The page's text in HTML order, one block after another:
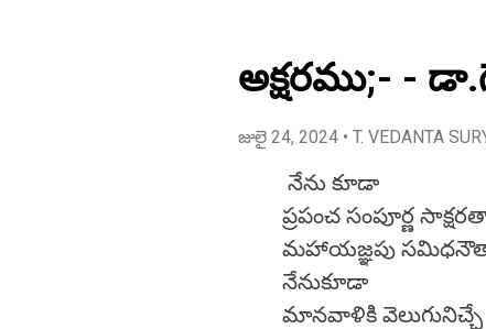
అక్షరము;- -
జులై 24, 2024 • T. VEDANTA
నేను కూడా
ప్రపంచ సంపూర్ణ
మహాయజ్ఞపు
నేనుకూడా
మానవాళికి వెలుగునిచ్చే